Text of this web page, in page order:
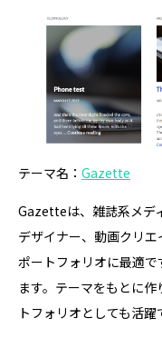
テーマ名： Gazette
Gazetteは、雑誌系メデ
デザイナー、動画クリ
ポートフォリオに最適
ます。テーマをもとに
トフォリオとしても活躍